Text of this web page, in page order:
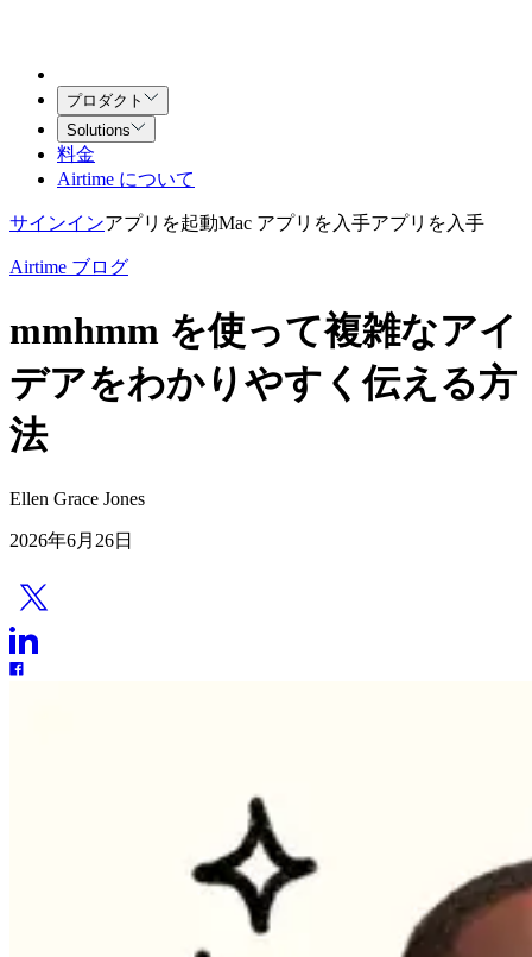
プロダクト
Solutions
料金
Airtime について
サインインアプリを起動Mac アプリを入手アプリを入手
Airtime ブログ
mmhmm を使って複雑なアイ
デアをわかりやすく伝える方
法
Ellen Grace Jones
2026年6月26日